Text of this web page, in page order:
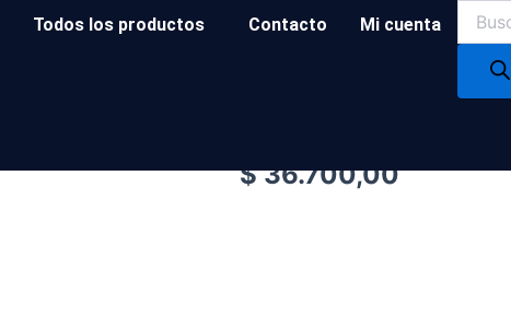
Todos los productos Contacto Mi cuenta
search
Cerradura candex caja
$36.700,00